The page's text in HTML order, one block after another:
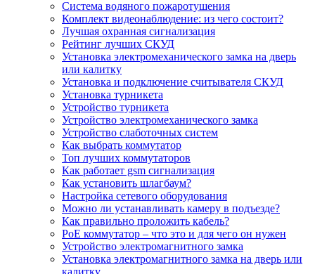
Система водяного пожаротушения
Комплект видеонаблюдение: из чего состоит?
Лучшая охранная сигнализация
Рейтинг лучших СКУД
Установка электромеханического замка на дверь
или калитку
Установка и подключение считывателя СКУД
Установка турникета
Устройство турникета
Устройство электромеханического замка
Устройство слаботочных систем
Как выбрать коммутатор
Топ лучших коммутаторов
Как работает gsm сигнализация
Как установить шлагбаум?
Настройка сетевого оборудования
Можно ли устанавливать камеру в подъезде?
Как правильно проложить кабель?
PoE коммутатор – что это и для чего он нужен
Устройство электромагнитного замка
Установка электромагнитного замка на дверь или
калитку